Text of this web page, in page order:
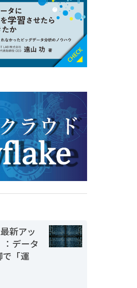
新アッ
：データ
で「運